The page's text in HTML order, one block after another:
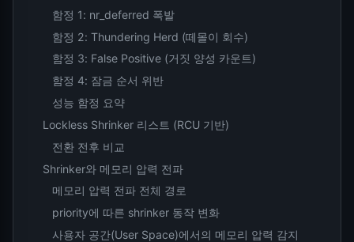
함정 1: nr_deferred 폭발
함정 2: Thundering Herd (떼몰이 회수)
함정 3: False Positive (거짓 양성 카운트)
함정 4: 잠금 순서 위반
성능 함정 요약
Lockless Shrinker 리스트 (RCU 기반)
전환 전후 비교
Shrinker와 메모리 압력 전파
메모리 압력 전파 전체 경로
priority에 따른 shrinker 동작 변화
사용자 공간(User Space)에서의 메모리 압력 감지